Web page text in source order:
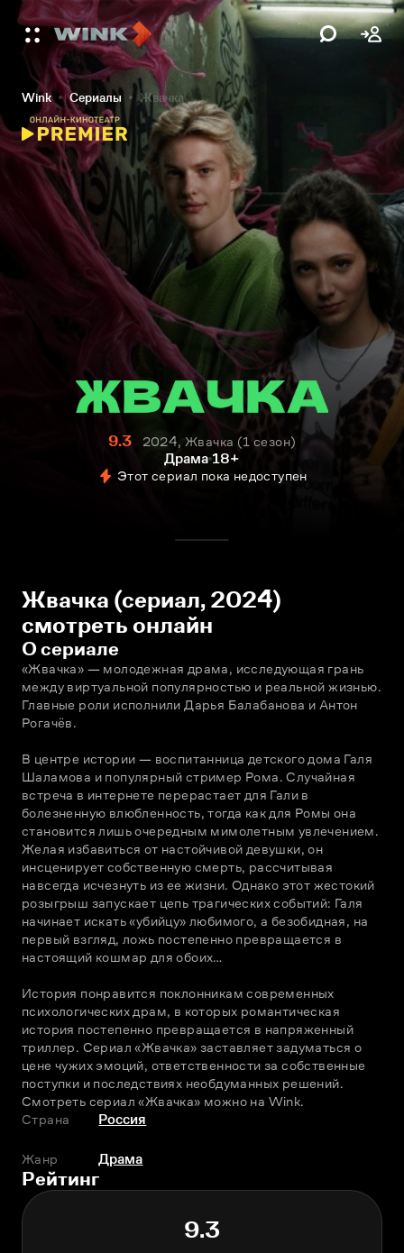
Wink Сериалы Жвачка
9.3 2024, Жвачка
1 сезон
Драма 18+
Этот сериал пока недоступен
Жвачка (сериал, 2024)
смотреть онлайн
О сериале
«Жвачка» — молодежная драма, исследующая грань
между виртуальной популярностью и реальной жизнью.
Главные роли исполнили Дарья Балабанова и Антон
Рогачёв.
В центре истории — воспитанница детского дома Галя
Шаламова и популярный стример Рома. Случайная
встреча в интернете перерастает для Гали в
болезненную влюбленность, тогда как для Ромы она
становится лишь очередным мимолетным увлечением.
Желая избавиться от настойчивой девушки, он
инсценирует собственную смерть, рассчитывая
навсегда исчезнуть из ее жизни. Однако этот жестокий
розыгрыш запускает цепь трагических событий: Галя
начинает искать «убийцу» любимого, а безобидная, на
первый взгляд, ложь постепенно превращается в
настоящий кошмар для обоих…
История понравится поклонникам современных
психологических драм, в которых романтическая
история постепенно превращается в напряженный
триллер. Сериал «Жвачка» заставляет задуматься о
цене чужих эмоций, ответственности за собственные
поступки и последствиях необдуманных решений.
Смотреть сериал «Жвачка» можно на Wink.
Страна
Россия
Жанр Драма
Рейтинг
9.3